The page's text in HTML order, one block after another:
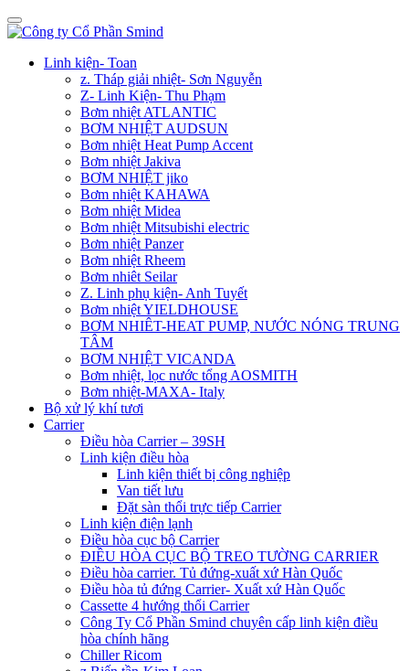
Linh kiện- Toan
z. Tháp giải nhiệt- Sơn Nguyễn
Z- Linh Kiện- Thu Phạm
Bơm nhiệt ATLANTIC
BƠM NHIỆT AUDSUN
Bơm nhiệt Heat Pump Accent
Bơm nhiệt Jakiva
BƠM NHIỆT jiko
Bơm nhiệt KAHAWA
Bơm nhiệt Midea
Bơm nhiệt Mitsubishi electric
Bơm nhiệt Panzer
Bơm nhiệt Rheem
Bơm nhiêt Seilar
Z. Linh phụ kiện- Anh Tuyết
Bơm nhiệt YIELDHOUSE
BƠM NHIÊT-HEAT PUMP, NƯỚC NÓNG TRUNG
TÂM
BƠM NHIỆT VICANDA
Bơm nhiệt, lọc nước tổng AOSMITH
Bơm nhiệt-MAXA- Italy
Bộ xử lý khí tươi
Carrier
Điều hòa Carrier – 39SH
Linh kiện điều hòa
Linh kiện thiết bị công nghiệp
Van tiết lưu
Đặt sàn thổi trực tiếp Carrier
Linh kiện điện lạnh
Điều hòa cục bộ Carrier
ĐIỀU HÒA CỤC BỘ TREO TƯỜNG CARRIER
Điều hòa carrier. Tủ đứng-xuất xứ Hàn Quốc
Điều hòa tủ đứng Carrier- Xuất xứ Hàn Quốc
Cassette 4 hướng thổi Carrier
Công Ty Cổ Phần Smind chuyên cấp linh kiện điều
hòa chính hãng
Chiller Ricom